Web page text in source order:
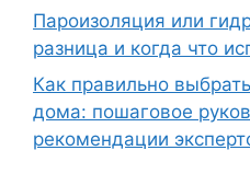
Пароизоляция или
разница и когда что
Как правильно
дома: пошаговое
рекомендации